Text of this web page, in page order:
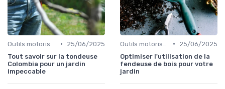
•
25/06/2025
Tout savoir sur la tondeuse
Colombia pour un jardin
impeccable
•
25/06/2025
Optimiser l'utilisation de la
fendeuse de bois pour votre
jardin